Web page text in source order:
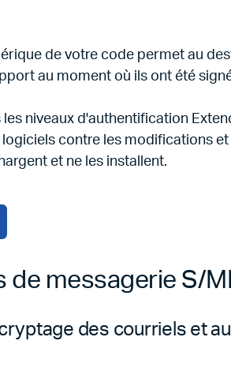
de votre code permet au
au moment où ils ont été
les niveaux d'authentification
contre les modifications
et ne les installent.
de messagerie S/
des courriels et